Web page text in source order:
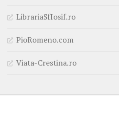
LibrariaSfIosif.ro
PioRomeno.com
Viata-Crestina.ro